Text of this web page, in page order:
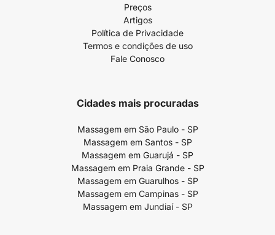
Preços
Artigos
Política de Privacidade
Termos e condições de uso
Fale Conosco
Cidades mais procuradas
Massagem em São Paulo - SP
Massagem em Santos - SP
Massagem em Guarujá - SP
Massagem em Praia Grande - SP
Massagem em Guarulhos - SP
Massagem em Campinas - SP
Massagem em Jundiaí - SP